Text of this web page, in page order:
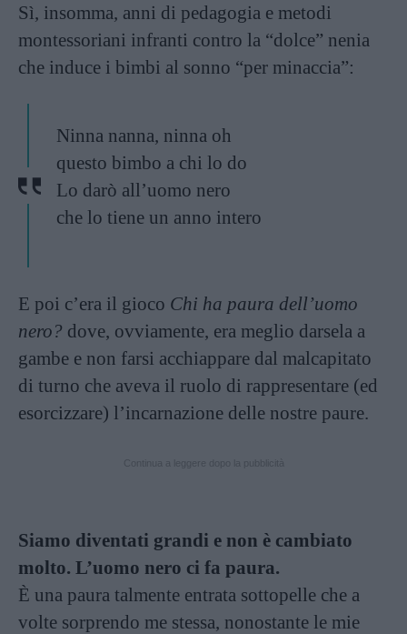
Sì, insomma, anni di pedagogia e metodi
montessoriani infranti contro la “dolce” nenia
che induce i bimbi al sonno “per minaccia”:
Ninna nanna, ninna oh
questo bimbo a chi lo do
Lo darò all’uomo nero
che lo tiene un anno intero
E poi c’era il gioco Chi ha paura dell’uomo
nero? dove, ovviamente, era meglio darsela a
gambe e non farsi acchiappare dal malcapitato
di turno che aveva il ruolo di rappresentare (ed
esorcizzare) l’incarnazione delle nostre paure.
Siamo diventati grandi e non è cambiato
molto. L’uomo nero ci fa paura.
È una paura talmente entrata sottopelle che a
volte sorprendo me stessa, nonostante le mie